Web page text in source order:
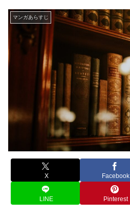
マンガあらすじ
X Facebook
LINE Pinterest